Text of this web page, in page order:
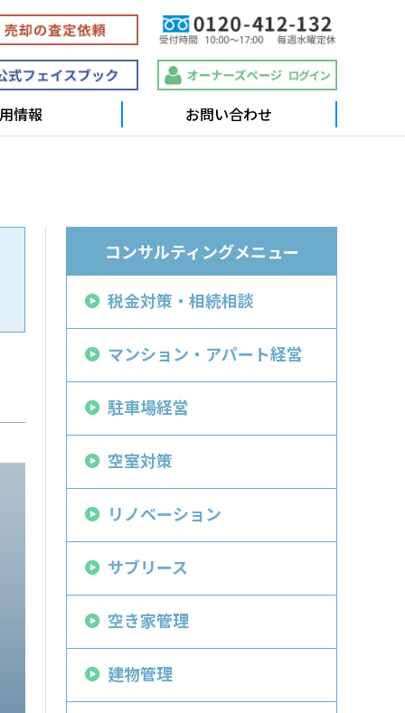
情報 お問い合わせ
コンサルティングメニュー
税金対策・相続相談
マンション・アパート経営
駐車場経営
空室対策
リノベーション
サブリース
空き家管理
建物管理